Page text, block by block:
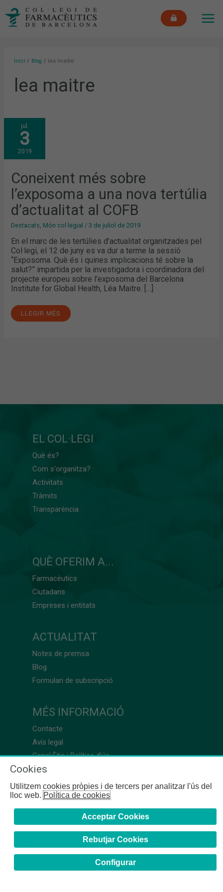
Inici Blog lea maitre
lea maitre
jul.
3
2019
Coneixent més sobre
l’exposoma a una nova tertúlia
d’actualitat al COFB
Destacats Món col·legial /3 de juliol de 2019
En el marc de les tertúlies d’actualitat organitzades pel
Col·legi, el 12 de juny es va dur a terme la sessió
“Exposoma. Què és i quines implicacions té sobre la
salut?” impartida per la investigadora i coordinadora del
projecte europeu sobre l’exposoma del Barcelona
Institute for Global Health, Léa Maitre. […]
CONEIXENT
MÉS
SOBRE
L’EXPOSOMA
A
UNA
NOVA
D’ACTUALITAT
AL
COFB
LLEGIR MÉS
EL COL·LEGI
Què és?
Com s'organitza?
Activitats
Tràmits
Transparència
QUÈ OFERIM A...
Farmacèutics
Ciutadans
Empreses i entitats
ACTUALITAT
Notes de premsa
Blog
Formulari de subscripció
MÉS INFORMACIÓ
Contacte
Avís legal
Canal Ètic i Política d’ús
Cookies
Utilitzem cookies pròpies i de tercers per analitzar l'ús del
lloc web.Política de cookies
Acceptar Cookies
Rebutjar Cookies
Configurar